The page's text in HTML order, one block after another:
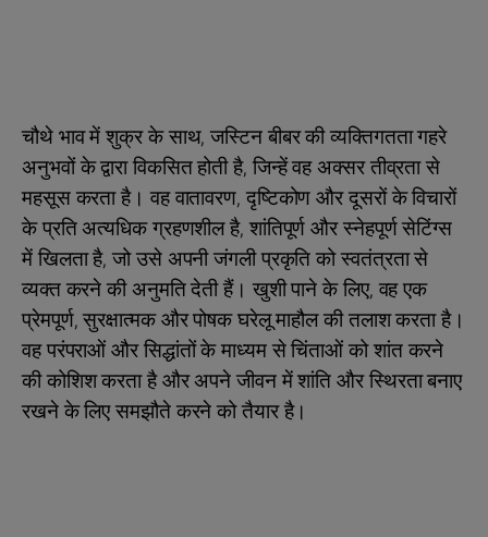
चौथे भाव में शुक्र के साथ, जस्टिन बीबर की व्यक्तिगतता गहरे
अनुभवों के द्वारा विकसित होती है, जिन्हें वह अक्सर तीव्रता से
महसूस करता है। वह वातावरण, दृष्टिकोण और दूसरों के विचारों
के प्रति अत्यधिक ग्रहणशील है, शांतिपूर्ण और स्नेहपूर्ण सेटिंग्स
में खिलता है, जो उसे अपनी जंगली प्रकृति को स्वतंत्रता से
व्यक्त करने की अनुमति देती हैं। खुशी पाने के लिए, वह एक
प्रेमपूर्ण, सुरक्षात्मक और पोषक घरेलू माहौल की तलाश करता है।
वह परंपराओं और सिद्धांतों के माध्यम से चिंताओं को शांत करने
की कोशिश करता है और अपने जीवन में शांति और स्थिरता बनाए
रखने के लिए समझौते करने को तैयार है।